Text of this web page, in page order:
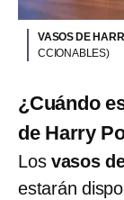
VASOS DE
CCIONABLES)
¿Cuándo
de Harry
Losvasos
estarán